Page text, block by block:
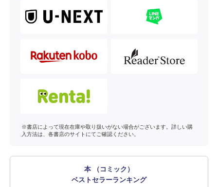
※書店によって現在在庫や取り扱いがない場合がございます。詳しい購
入方法は、各書店のサイトにてご確認ください。
本 （コミック）
ベストセラーランキング